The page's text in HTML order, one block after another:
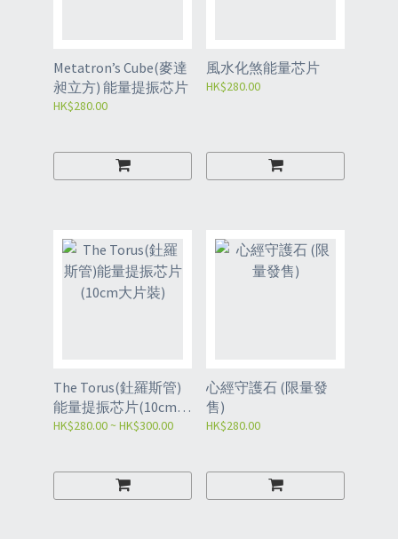
Metatron’s Cube(麥達
昶立方) 能量提振芯片
HK$280.00
風水化煞能量芯片
HK$280.00
The Torus(釷羅斯管)
能量提振芯片(10cm大
片裝)
HK$280.00 ~ HK$300.00
心經守護石 (限量發
售)
HK$280.00